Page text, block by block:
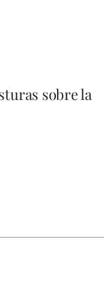
sobre la